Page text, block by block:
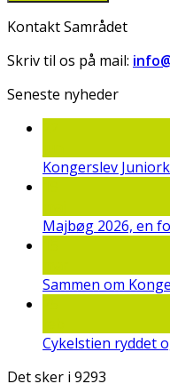
Kontakt Samrådet
Skriv til os på mail:
Seneste nyheder
Kongerslev
Majbøg 2026, en
Sammen om
Cykelstien ryddet
Det sker i 9293